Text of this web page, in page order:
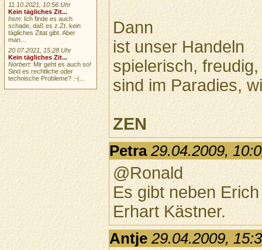
Dann
ist unser Handeln
spielerisch,
sind im Paradies,
ZEN
Petra 29.04.2009,
@Ronald
Es gibt neben
Erhart Kästner.
Antje 29.04.2009,
11.10.2021, 10:56 Uhr
Kein tägliches Zit...
hsm: Ich finde es auch
schade, daß es z.Zt. kein
tägliches Zitat gibt. Aber
man...
20.07.2021, 15:28 Uhr
Kein tägliches Zit...
Norbert: Mir geht es auch so!
Sind es rechtliche oder
technische Probleme? :-(...